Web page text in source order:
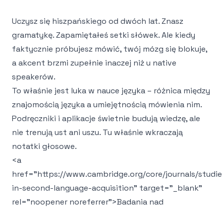
Uczysz się hiszpańskiego od dwóch lat. Znasz
gramatykę. Zapamiętałeś setki słówek. Ale kiedy
faktycznie próbujesz mówić, twój mózg się blokuje,
a akcent brzmi zupełnie inaczej niż u native
speakerów.
To właśnie jest luka w nauce języka – różnica między
znajomością języka a umiejętnością mówienia nim.
Podręczniki i aplikacje świetnie budują wiedzę, ale
nie trenują ust ani uszu. Tu właśnie wkraczają
notatki głosowe.
<a
href="https://www.cambridge.org/core/journals/
in-second-language-acquisition" target="_blank"
rel="noopener noreferrer">Badania nad